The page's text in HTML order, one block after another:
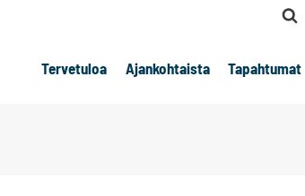
Tervetuloa Ajankohtaista Tapahtumat